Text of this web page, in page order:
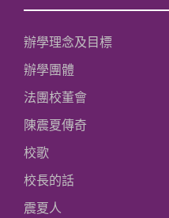
辦學理念及目標
辦學團體
法團校董會
陳震夏傳奇
校歌
校長的話
震夏人